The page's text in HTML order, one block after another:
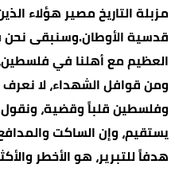
مزبلة التاريخ مصير هؤلاء
قدسية الأوطان.وسنبقى
العظيم مع أهلنا في
ومن قوافل الشهداء، لا نعرف
وفلسطين قلباً وقضية، ونقول
يستقيم، وإن الساكت
هدفاً للتبرير، هو الأخطر